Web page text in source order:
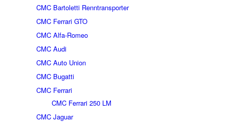
CMC Bartoletti Renntransporter
CMC Ferrari GTO
CMC Alfa-Romeo
CMC Audi
CMC Auto Union
CMC Bugatti
CMC Ferrari
CMC Ferrari 250 LM
CMC Jaguar